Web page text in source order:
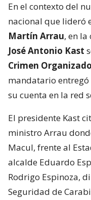
En el contexto del
nacional que lideró
Martín Arrau, en
José Antonio Kast
Crimen
mandatario entregó
su cuenta en la red
El presidente Kast
ministro Arrau
Macul, frente al
alcalde Eduardo
Rodrigo Espinoza,
Seguridad de